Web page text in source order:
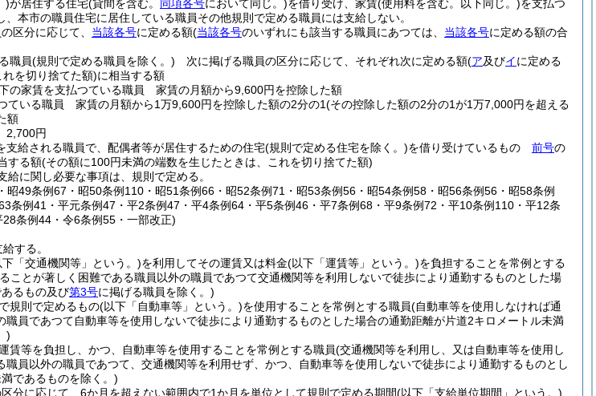
)が居住する住宅(貸間を含む。 同項各号において同じ。)を借り受け、家賃(使用料を含む。以下同じ。)を支払つ
、本市の職員住宅に居住している職員その他規則で定める職員には支給しない。
区分に応じて、 当該各号に定める額(当該各号のいずれにも該当する職員にあつては、 当該各号に定める額の合
職員(規則で定める職員を除く。) 次に掲げる職員の区分に応じて、それぞれ次に定める額(ア及びイに定める
を切り捨てた額)に相当する額
の家賃を支払つている職員 家賃の月額から9,600円を控除した額
ている職員 家賃の月額から1万9,600円を控除した額の2分の1(その控除した額の2分の1が1万7,000円を超える
額
2,700円
支給される職員で、配偶者等が居住するための住宅(規則で定める住宅を除く。)を借り受けているもの 前号の
する額(その額に100円未満の端数を生じたときは、これを切り捨てた額)
に関し必要な事項は、規則で定める。
49条例67・昭50条例110・昭51条例66・昭52条例71・昭53条例56・昭54条例58・昭56条例56・昭58条例
条例41・平元条例47・平2条例47・平4条例64・平5条例46・平7条例68・平9条例72・平10条例110・平12条
条例44・令6条例55・一部改正)
する。
「交通機関等」という。)を利用してその運賃又は料金(以下「運賃等」という。)を負担することを常例とする
ことが著しく困難である職員以外の職員であつて交通機関等を利用しないで徒歩により通勤するものとした場
るもの及び第3号に掲げる職員を除く。)
規則で定めるもの(以下「自動車等」という。)を使用することを常例とする職員(自動車等を使用しなければ通
員であつて自動車等を使用しないで徒歩により通勤するものとした場合の通勤距離が片道2キロメートル未満
)
賃等を負担し、かつ、自動車等を使用することを常例とする職員(交通機関等を利用し、又は自動車等を使用し
員以外の職員であつて、交通機関等を利用せず、かつ、自動車等を使用しないで徒歩により通勤するものとし
であるものを除く。)
分に応じて、6か月を超えない範囲内で1か月を単位として規則で定める期間(以下「支給単位期間」という。)